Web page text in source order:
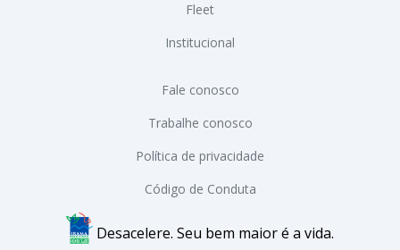
Fleet
Institucional
Fale conosco
Trabalhe conosco
Política de privacidade
Código de Conduta
Desacelere. Seu bem maior é a vida.